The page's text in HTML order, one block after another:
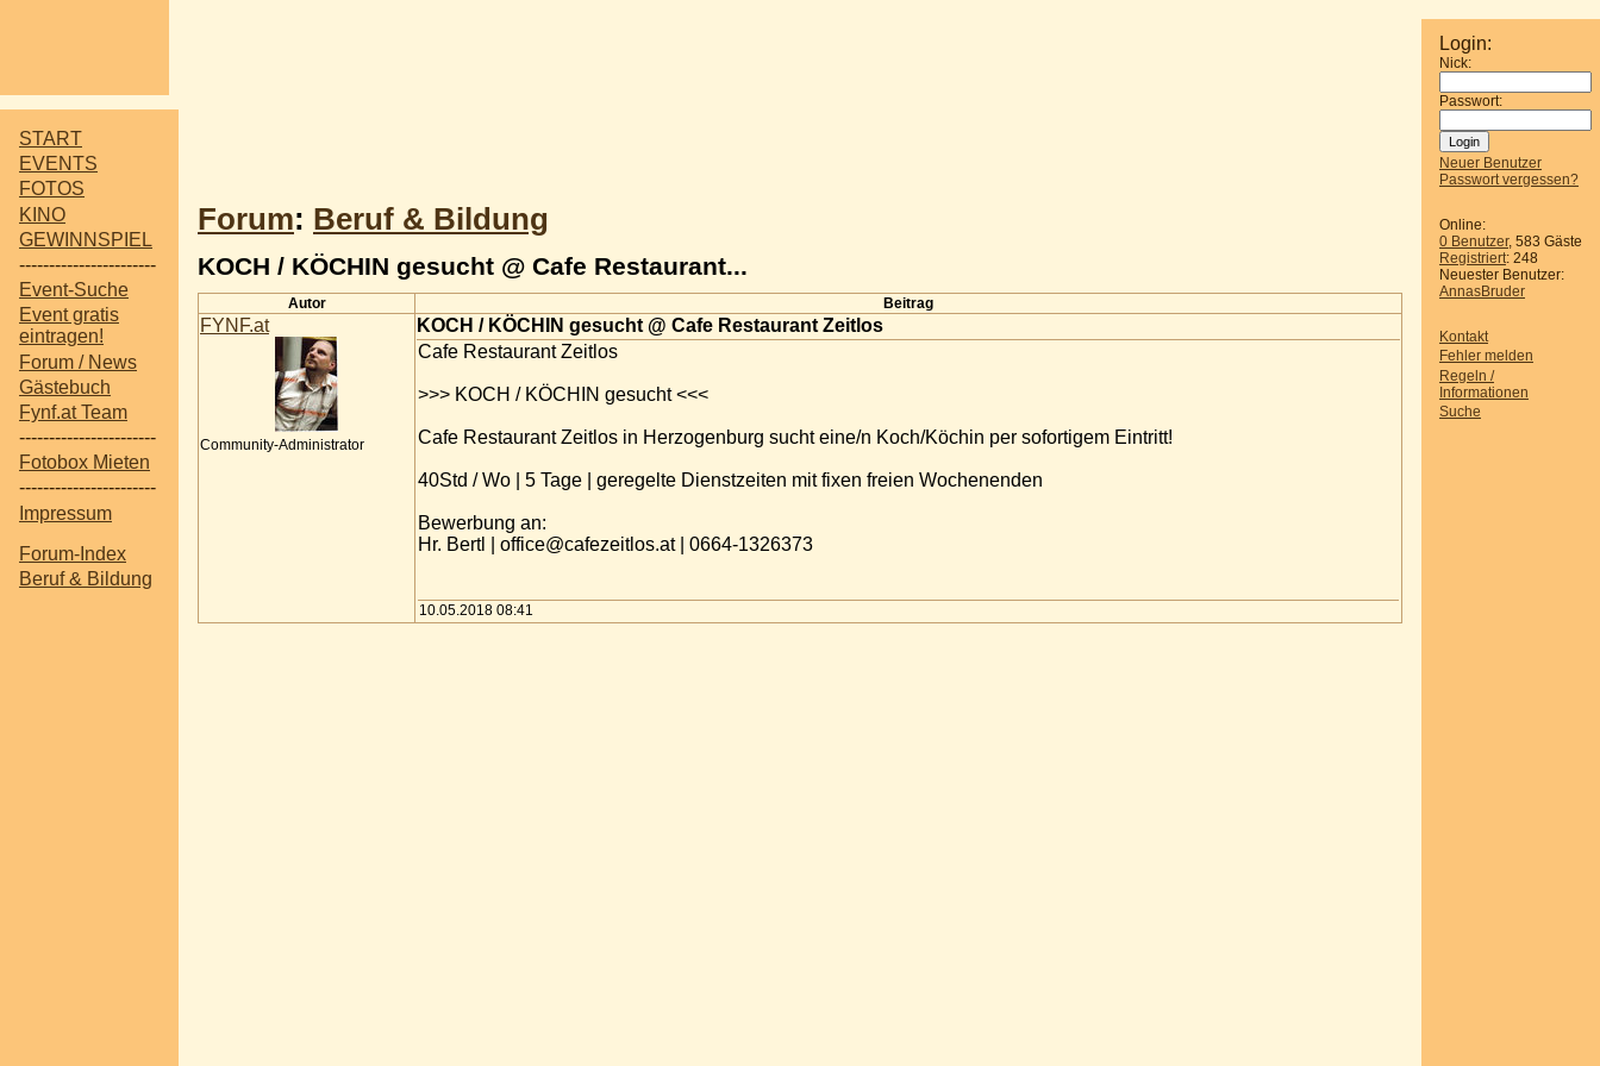
START
EVENTS
FOTOS
KINO
GEWINNSPIEL
-----------------------
Event-Suche
Event gratis
eintragen!
Forum / News
Gästebuch
Fynf.at Team
-----------------------
Fotobox Mieten
-----------------------
Impressum
Forum-Index
Beruf & Bildung
Login:
Nick:
Passwort:
Neuer Benutzer
Passwort vergessen?
Online:
0 Benutzer, 583 Gäste
Registriert: 248
Neuester Benutzer:
AnnasBruder
Kontakt
Fehler melden
Regeln /
Informationen
Suche
Forum: Beruf & Bildung
KOCH / KÖCHIN gesucht @ Cafe Restaurant...
Autor Beitrag
FYNF.at
Community-Administrator
KOCH / KÖCHIN gesucht @ Cafe Restaurant Zeitlos
Cafe Restaurant Zeitlos
>>> KOCH / KÖCHIN gesucht <<<
Cafe Restaurant Zeitlos in Herzogenburg sucht eine/n Koch/Köchin per sofortigem Eintritt!
40Std / Wo | 5 Tage | geregelte Dienstzeiten mit fixen freien Wochenenden
Bewerbung an:
Hr. Bertl | office@cafezeitlos.at | 0664-1326373
10.05.2018 08:41